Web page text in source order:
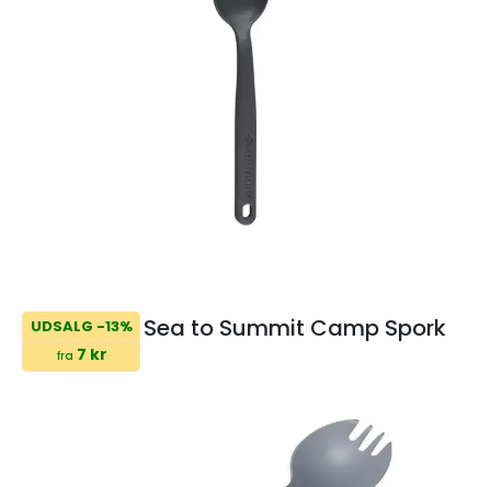
UDSALG -13%
fra 7 kr
Sea to Summit Camp Spork